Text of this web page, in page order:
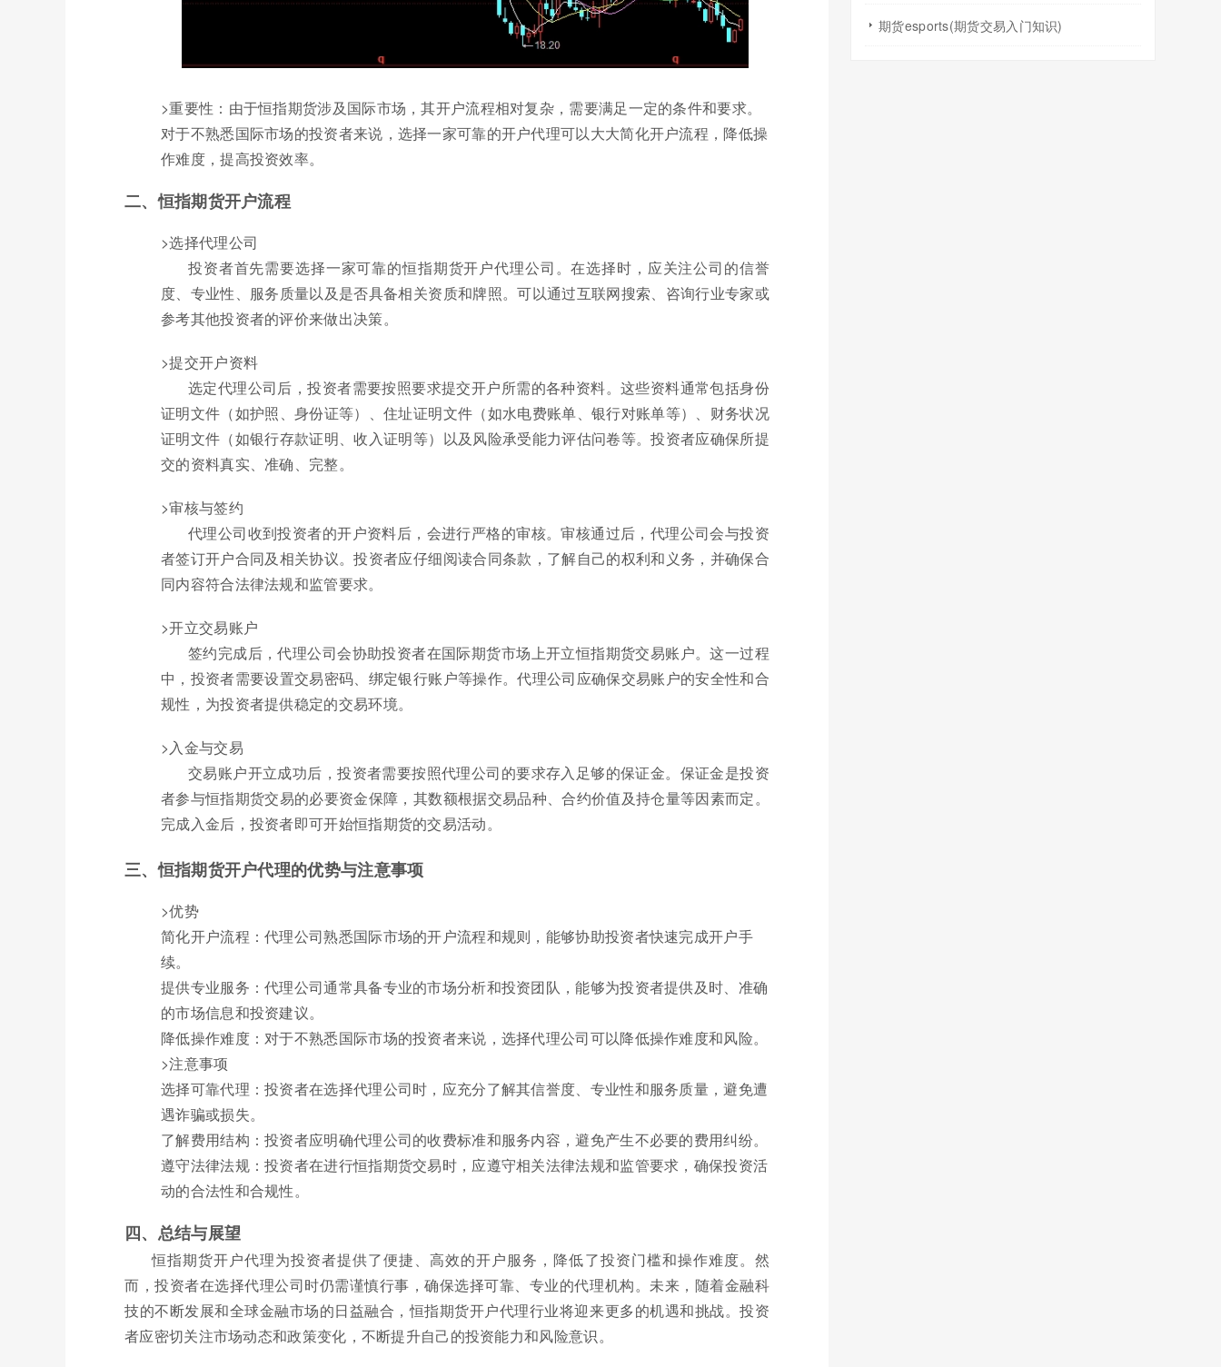
>重要性：由于恒指期货涉及国际市场，其开户流程相对复杂，需要满足一定的条件和要求。
对于不熟悉国际市场的投资者来说，选择一家可靠的开户代理可以大大简化开户流程，降低操
作难度，提高投资效率。
二、恒指期货开户流程
>选择代理公司
投资者首先需要选择一家可靠的恒指期货开户代理公司。在选择时，应关注公司的信誉
度、专业性、服务质量以及是否具备相关资质和牌照。可以通过互联网搜索、咨询行业专家或
参考其他投资者的评价来做出决策。
>提交开户资料
选定代理公司后，投资者需要按照要求提交开户所需的各种资料。这些资料通常包括身份
证明文件（如护照、身份证等）、住址证明文件（如水电费账单、银行对账单等）、财务状况
证明文件（如银行存款证明、收入证明等）以及风险承受能力评估问卷等。投资者应确保所提
交的资料真实、准确、完整。
>审核与签约
代理公司收到投资者的开户资料后，会进行严格的审核。审核通过后，代理公司会与投资
者签订开户合同及相关协议。投资者应仔细阅读合同条款，了解自己的权利和义务，并确保合
同内容符合法律法规和监管要求。
>开立交易账户
签约完成后，代理公司会协助投资者在国际期货市场上开立恒指期货交易账户。这一过程
中，投资者需要设置交易密码、绑定银行账户等操作。代理公司应确保交易账户的安全性和合
规性，为投资者提供稳定的交易环境。
>入金与交易
交易账户开立成功后，投资者需要按照代理公司的要求存入足够的保证金。保证金是投资
者参与恒指期货交易的必要资金保障，其数额根据交易品种、合约价值及持仓量等因素而定。
完成入金后，投资者即可开始恒指期货的交易活动。
三、恒指期货开户代理的优势与注意事项
>优势
简化开户流程：代理公司熟悉国际市场的开户流程和规则，能够协助投资者快速完成开户手
续。
提供专业服务：代理公司通常具备专业的市场分析和投资团队，能够为投资者提供及时、准确
的市场信息和投资建议。
降低操作难度：对于不熟悉国际市场的投资者来说，选择代理公司可以降低操作难度和风险。
>注意事项
选择可靠代理：投资者在选择代理公司时，应充分了解其信誉度、专业性和服务质量，避免遭
遇诈骗或损失。
了解费用结构：投资者应明确代理公司的收费标准和服务内容，避免产生不必要的费用纠纷。
遵守法律法规：投资者在进行恒指期货交易时，应遵守相关法律法规和监管要求，确保投资活
动的合法性和合规性。
四、总结与展望
恒指期货开户代理为投资者提供了便捷、高效的开户服务，降低了投资门槛和操作难度。然
而，投资者在选择代理公司时仍需谨慎行事，确保选择可靠、专业的代理机构。未来，随着金融科
技的不断发展和全球金融市场的日益融合，恒指期货开户代理行业将迎来更多的机遇和挑战。投资
者应密切关注市场动态和政策变化，不断提升自己的投资能力和风险意识。
期货esports(期货交易入门知识)